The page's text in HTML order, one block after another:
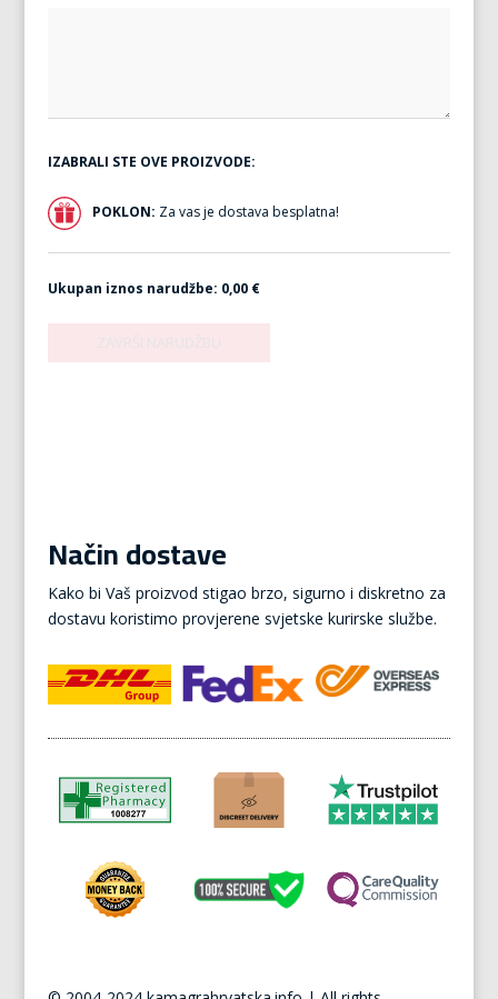
IZABRALI STE OVE PROIZVODE:
POKLON: Za vas je dostava besplatna!
Ukupan iznos narudžbe: 0,00 €
Način dostave
Kako bi Vaš proizvod stigao brzo, sigurno i diskretno za
dostavu koristimo provjerene svjetske kurirske službe.